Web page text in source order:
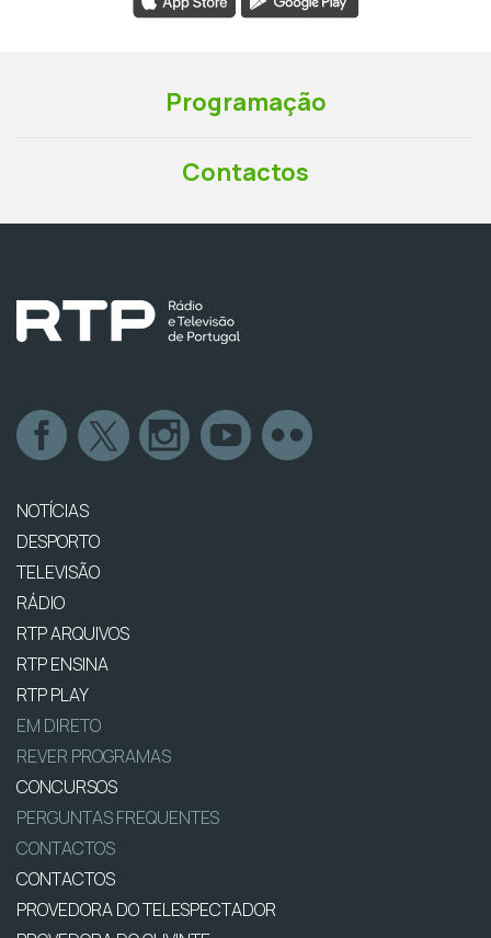
Programação
Contactos
NOTÍCIAS
DESPORTO
TELEVISÃO
RÁDIO
RTP ARQUIVOS
RTP ENSINA
RTP PLAY
EM DIRETO
REVER PROGRAMAS
CONCURSOS
PERGUNTAS FREQUENTES
CONTACTOS
CONTACTOS
PROVEDORA DO TELESPECTADOR